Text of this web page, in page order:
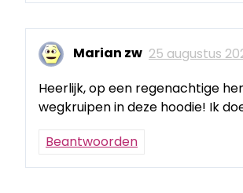
Marian zw 25 augustus
Heerlijk, op een regenachtige
wegkruipen in deze hoodie! Ik
Beantwoorden